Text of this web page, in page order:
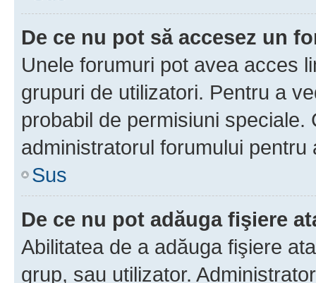
De ce nu pot să accesez un
Unele forumuri pot avea acces
grupuri de utilizatori. Pentru a
probabil de permisiuni
administratorul forumului pentru
Sus
De ce nu pot adăuga fişiere
Abilitatea de a adăuga fişiere
grup, sau utilizator.